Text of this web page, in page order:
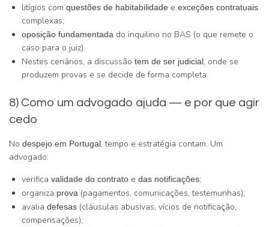
litígios com questões de habitabilidade e exceções contratuais
complexas;
oposição fundamentada do inquilino no BAS (o que remete o
caso para o juiz).
Nestes cenários, a discussão tem de ser judicial, onde se
produzem provas e se decide de forma completa.
8) Como um advogado ajuda — e por que agir
cedo
No despejo em Portugal, tempo e estratégia contam. Um
advogado:
verifica validade do contrato e das notificações;
organiza prova (pagamentos, comunicações, testemunhas);
avalia defesas (cláusulas abusivas, vícios de notificação,
compensações);